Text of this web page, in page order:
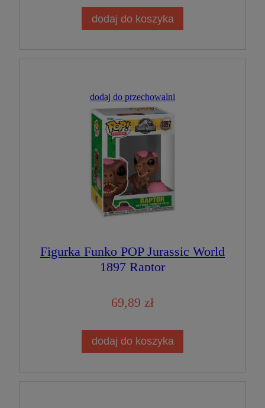
dodaj do koszyka
dodaj do przechowalni
Figurka Funko POP Jurassic World
1897 Raptor
69,89 zł
dodaj do koszyka